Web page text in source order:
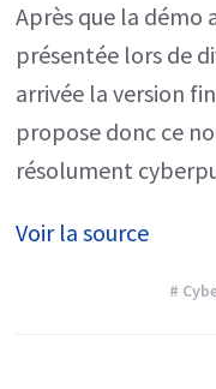
Après que la
présentée lors de
arrivée la version
propose donc ce
résolument
Voir la source
#